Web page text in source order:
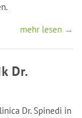
mehr lesen →
Dr.
Dr. Spinedi in